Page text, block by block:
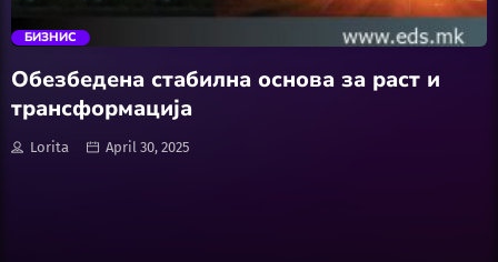
Бизнис
БИЗНИС
Обезбедена стабилна основа за раст и
трансформација
Lorita April 30, 2025